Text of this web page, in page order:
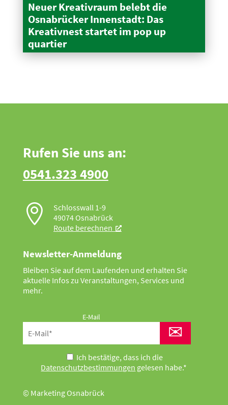
Neuer Kreativraum belebt die
Osnabrücker Innen­stadt: Das
Kreativnest startet im pop up
quartier
Rufen Sie uns an:
0541.323 4900

Schlosswall 1-9
49074 Osnabrück
Route berechnen
Newsletter-Anmeldung
Bleiben Sie auf dem Laufenden und erhalten Sie
aktuelle Infos zu Veranstaltungen, Services und
mehr.
E-Mail
✉
Ich bestätige, dass ich die
Datenschutzbestimmungen gelesen habe.*
© Marketing Osnabrück